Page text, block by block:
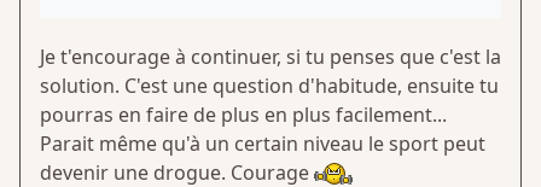
Je t'encourage à continuer, si tu penses que c'est la
solution. C'est une question d'habitude, ensuite tu
pourras en faire de plus en plus facilement...
Parait même qu'à un certain niveau le sport peut
devenir une drogue. Courage